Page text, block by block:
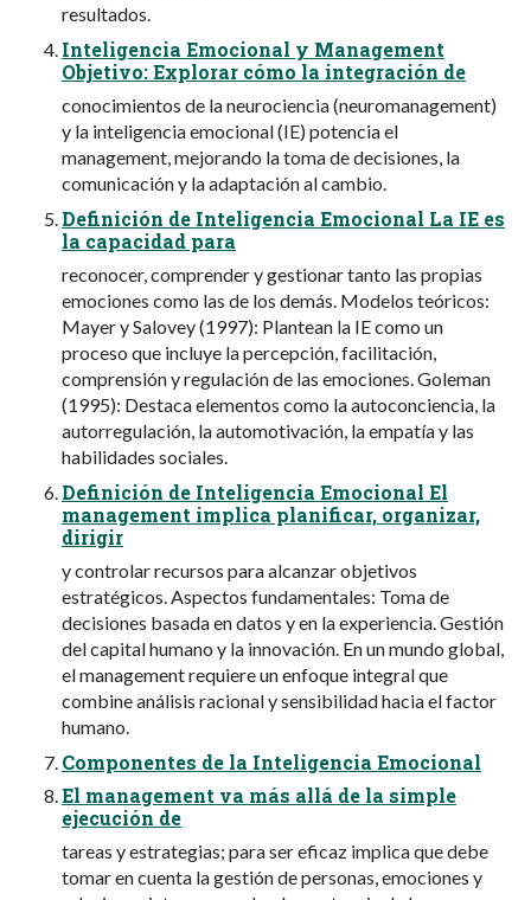
resultados.
Inteligencia Emocional y Management
Objetivo: Explorar cómo la integración de
conocimientos de la neurociencia (neuromanagement)
y la inteligencia emocional (IE) potencia el
management, mejorando la toma de decisiones, la
comunicación y la adaptación al cambio.
Definición de Inteligencia Emocional La IE es
la capacidad para
reconocer, comprender y gestionar tanto las propias
emociones como las de los demás. Modelos teóricos:
Mayer y Salovey (1997): Plantean la IE como un
proceso que incluye la percepción, facilitación,
comprensión y regulación de las emociones. Goleman
(1995): Destaca elementos como la autoconciencia, la
autorregulación, la automotivación, la empatía y las
habilidades sociales.
Definición de Inteligencia Emocional El
management implica planificar, organizar,
dirigir
y controlar recursos para alcanzar objetivos
estratégicos. Aspectos fundamentales: Toma de
decisiones basada en datos y en la experiencia. Gestión
del capital humano y la innovación. En un mundo global,
el management requiere un enfoque integral que
combine análisis racional y sensibilidad hacia el factor
humano.
Componentes de la Inteligencia Emocional
El management va más allá de la simple
ejecución de
tareas y estrategias; para ser eficaz implica que debe
tomar en cuenta la gestión de personas, emociones y